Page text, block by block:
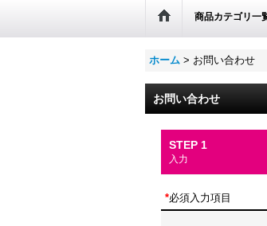
商品カテゴリ一
ホーム > お問い合わせ
お問い合わせ
STEP 1
入力
*必須入力項目